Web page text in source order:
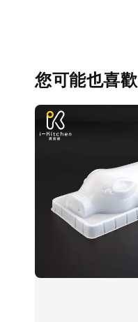
您可能也喜歡